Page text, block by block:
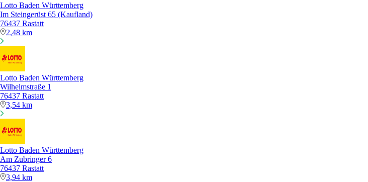
Lotto Baden Württemberg
Im Steingerüst 65 (Kaufland)
76437 Rastatt
2,48 km
Lotto Baden Württemberg
Wilhelmstraße 1
76437 Rastatt
3,54 km
Lotto Baden Württemberg
Am Zubringer 6
76437 Rastatt
3,94 km